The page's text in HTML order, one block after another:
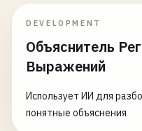
DEVELOPMENT
Объяснитель
Выражений
Использует ИИ для
понятные объяснения